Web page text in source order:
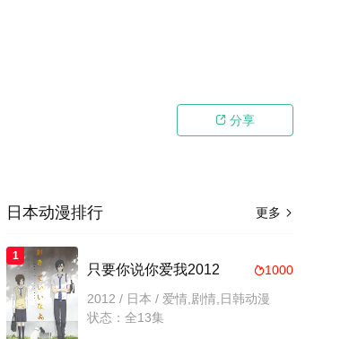
 分享
更多 
日本动漫排行
1
1000
只要你说你爱我2012
2012 / 日本 / 爱情,剧情,日韩动漫
状态：全13集